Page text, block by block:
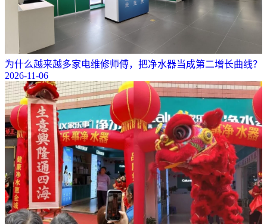
为什么越来越多家电维修师傅，把净水器当成第二增长曲线？
2026-11-06